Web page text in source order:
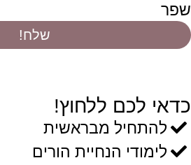
שפר
שלח!
כדאי לכם ללחוץ!
להתחיל מבראשית
לימודי הנחיית הורים